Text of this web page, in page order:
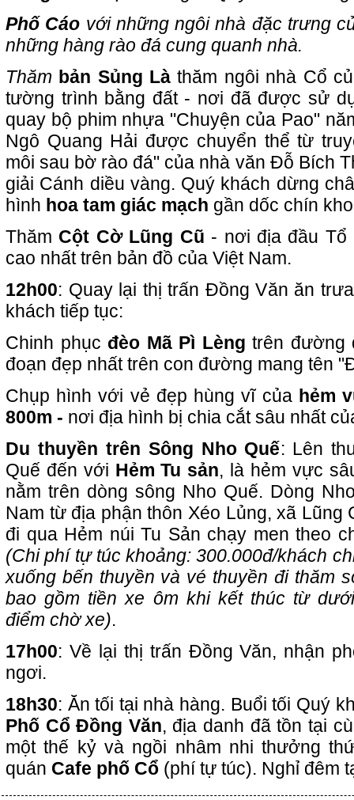
Phố Cáo với những ngôi nhà đặc trưng
những hàng rào đá cung quanh nhà.
Thăm bản Sủng Là thăm ngôi nhà Cổ
tường trình bằng đất - nơi đã được sử
quay bộ phim nhựa "Chuyện của Pao"
Ngô Quang Hải được chuyển thể từ
môi sau bờ rào đá" của nhà văn Đỗ Bích
giải Cánh diều vàng. Quý khách dừng
hình hoa tam giác mạch gần dốc chín
Thăm Cột Cờ Lũng Cũ - nơi địa đầu Tổ
cao nhất trên bản đồ của Việt Nam.
12h00: Quay lại thị trấn Đồng Văn ăn
khách tiếp tục:
Chinh phục đèo Mã Pì Lèng trên đường
đoạn đẹp nhất trên con đường mang tên
Chụp hình với vẻ đẹp hùng vĩ của hẻm
800m - nơi địa hình bị chia cắt sâu nhất
Du thuyền trên Sông Nho Quế: Lên
Quế đến với Hẻm Tu sản, là hẻm vực
nằm trên dòng sông Nho Quế. Dòng
Nam từ địa phận thôn Xéo Lủng, xã Lũng
đi qua Hẻm núi Tu Sản chạy men theo
(Chi phí tự túc khoảng: 300.000đ/khách
xuống bến thuyền và vé thuyền đi thăm
bao gồm tiền xe ôm khi kết thúc từ
điểm chờ xe).
17h00: Về lại thị trấn Đồng Văn, nhận
ngơi.
18h30: Ăn tối tại nhà hàng. Buổi tối Quý
Phố Cổ Đồng Văn, địa danh đã tồn tại
một thế kỷ và ngồi nhâm nhi thưởng
quán Cafe phố Cổ (phí tự túc). Nghỉ đêm